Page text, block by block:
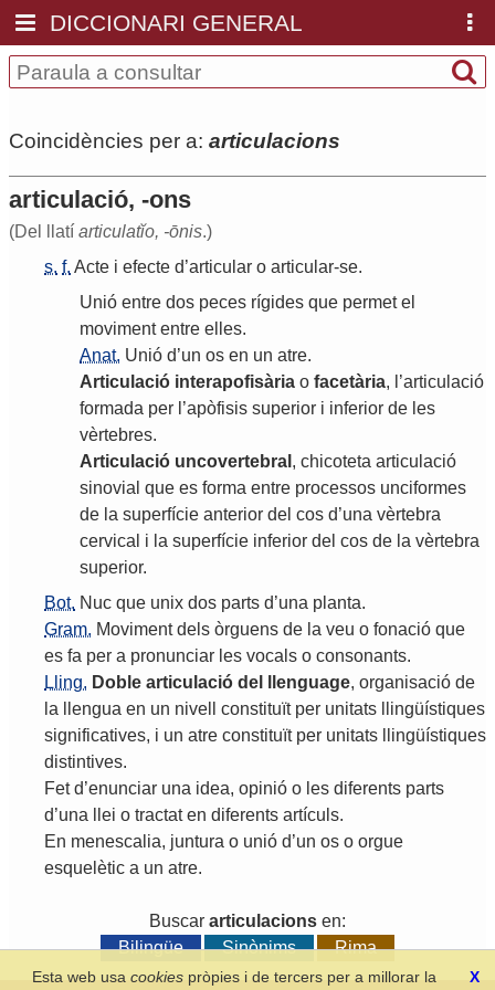
DICCIONARI GENERAL
Coincidències per a: articulacions
articulació, -ons
(Del llatí articulatĭo, -ōnis.)
s. f. Acte i efecte d’articular o articular-se.
Unió entre dos peces rígides que permet el
moviment entre elles.
Anat. Unió d’un os en un atre.
Articulació interapofisària o facetària, ’articulació
formada per ’apòfisis superior i inferior de les
vèrtebres.
Articulació uncovertebral , chicoteta articulació
sinovial que es forma entre processos unciformes
de la superfície anterior del cos d’una vèrtebra
cervical i la superfície inferior del cos de la vèrtebra
superior.
Bot. Nuc que unix dos parts d’una planta.
Gram. Moviment dels òrguens de la veu o fonació que
es fa per a pronunciar les vocals o consonants.
Lling. Doble articulació del llenguage, organisació de
la
llengua en un nivell constituït per unitats
llingüístiques
significatives, i un atre constituït per unitats
llingüístiques
distintives.
Fet d’enunciar una idea, opinió o les diferents parts
d’una llei o tractat en diferents artículs.
En menescalia, juntura o unió d’un os o orgue
esquelètic a un atre.
Buscar articulacions en:
Bilingüe
Sinònims Rima
X
Esta web usacookies pròpies i de tercers per a millorar la